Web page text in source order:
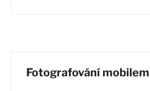
Fotografování mobilem